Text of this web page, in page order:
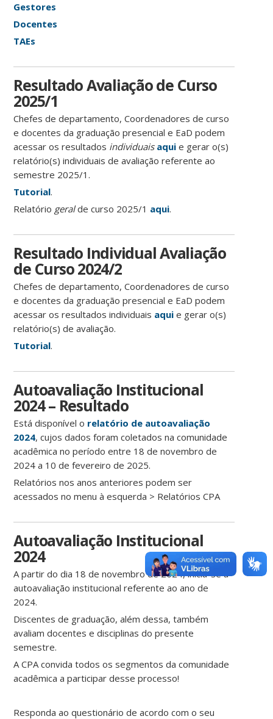
Gestores
Docentes
TAEs
Resultado Avaliação de Curso
2025/1
Chefes de departamento, Coordenadores de curso
e docentes da graduação presencial e EaD podem
acessar os resultados individuais aqui e gerar o(s)
relatório(s) individuais de avaliação referente ao
semestre 2025/1.
Tutorial.
Relatório geralde curso 2025/1 aqui.
Resultado Individual Avaliação
de Curso 2024/2
Chefes de departamento, Coordenadores de curso
e docentes da graduação presencial e EaD podem
acessar os resultados individuais aqui e gerar o(s)
relatório(s) de avaliação.
Tutorial.
Autoavaliação Institucional
2024 – Resultado
Está disponível o relatório de autoavaliação
2024, cujos dados foram coletados na comunidade
acadêmica no período entre 18 de novembro de
2024 a 10 de fevereiro de 2025.
Relatórios nos anos anteriores podem ser
acessados no menu à esquerda > Relatórios CPA
Autoavaliação Institucional
2024
A partir do dia 18 de novembro de 2024, inicia-se a
autoavaliação institucional referente ao ano de
2024.
Discentes de graduação, além dessa, também
avaliam docentes e disciplinas do presente
semestre.
A CPA convida todos os segmentos da comunidade
acadêmica a participar desse processo!
Responda ao questionário de acordo com o seu